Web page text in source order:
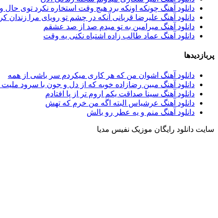
دانلود آهنگ چونکه اونکه برد هیچ وقت استخاره نکرد توی حال
دانلود آهنگ علیرضا قربانی آنکه در چشم تو رویای مرا زندان
دانلود آهنگ میرامین به تو میدم صد از صد عشقم
دانلود آهنگ عماد طالب زاده اشتباه نکنی یه وقت
پربازدیدها
دانلود آهنگ اشوان من که هر کاری میکردم سر باشی از همه
دانلود آهنگ مبین رضازاده خوبه که از دل و جون با سرود
دانلود آهنگ سینا صداقت یکم اروم تر از پا افتادم
دانلود آهنگ عرشیاس البته اگه من خرم که تهش
دانلود آهنگ منم و یه عطر رو بالش
سایت دانلود رایگان موزیک نفیس مدیا